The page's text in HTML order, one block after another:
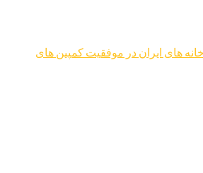
های ایران در موفقیت کمپین های